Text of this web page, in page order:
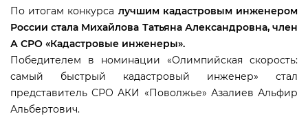
По итогам конкурса лучшим кадастровым инженером
России стала Михайлова Татьяна Александровна, член
А СРО «Кадастровые инженеры».
Победителем в номинации «Олимпийская скорость:
самый быстрый кадастровый инженер» стал
представитель СРО АКИ «Поволжье» Азалиев Альфир
Альбертович.